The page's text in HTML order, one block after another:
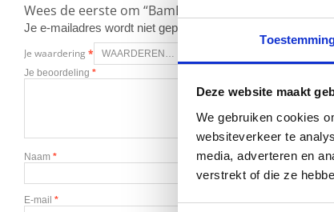
Deze website maakt
We gebruiken cookies
websiteverkeer te
media, adverteren en
verstrekt of die ze
Wees de eerste om “BamBam Duck Cuddle knuffel
Je e-mailadres wordt niet gepubliceerd.
Je waardering *
Je beoordeling *
Naam *
E-mail *